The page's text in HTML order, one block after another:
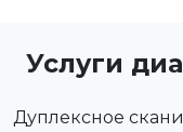
Услуги
Дуплексное